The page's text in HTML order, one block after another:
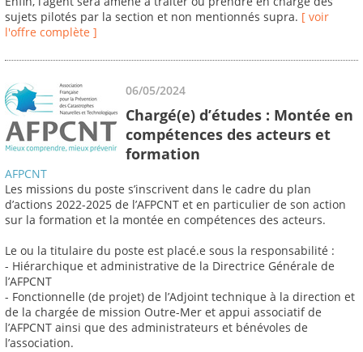
sujets pilotés par la section et non mentionnés supra. [ voir
l'offre complète ]
06/05/2024
Chargé(e) d’études : Montée en
compétences des acteurs et
formation
AFPCNT
Les missions du poste s’inscrivent dans le cadre du plan
d’actions 2022-2025 de l’AFPCNT et en particulier de son action
sur la formation et la montée en compétences des acteurs.
Le ou la titulaire du poste est placé.e sous la responsabilité :
- Hiérarchique et administrative de la Directrice Générale de
l’AFPCNT
- Fonctionnelle (de projet) de l’Adjoint technique à la direction et
de la chargée de mission Outre-Mer et appui associatif de
l’AFPCNT ainsi que des administrateurs et bénévoles de
l’association.